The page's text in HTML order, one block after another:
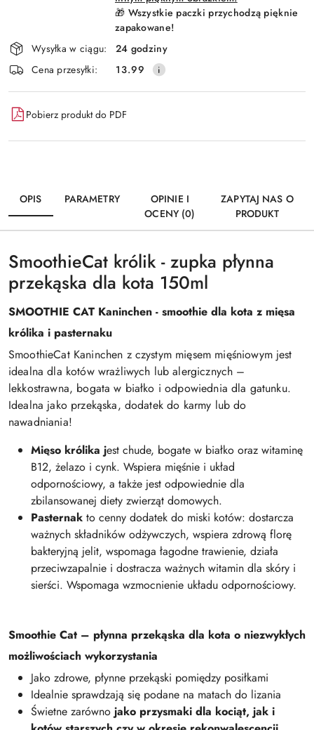
🎁 Wszystkie paczki przychodzą pięknie
zapakowane!
Wysyłka w ciągu:
24 godziny
Cena przesyłki:
13.99
Pobierz produkt do PDF
OPIS PARAMETRY
OPINIE I
OCENY (0)
ZAPYTAJ NAS O
PRODUKT
SmoothieCat królik - zupka płynna
przekąska dla kota 150ml
SMOOTHIE CAT Kaninchen - smoothie dla kota z mięsa
królika i pasternaku
SmoothieCat Kaninchen z czystym mięsem mięśniowym jest
idealna dla kotów wrażliwych lub alergicznych –
lekkostrawna, bogata w białko i odpowiednia dla gatunku.
Idealna jako przekąska, dodatek do karmy lub do
nawadniania!
Mięso królika jest chude, bogate w białko oraz witaminę
B12, żelazo i cynk. Wspiera mięśnie i układ
odpornościowy, a także jest odpowiednie dla
zbilansowanej diety zwierząt domowych.
Pasternak to cenny dodatek do miski kotów: dostarcza
ważnych składników odżywczych, wspiera zdrową florę
bakteryjną jelit, wspomaga łagodne trawienie, działa
przeciwzapalnie i dostracza ważnych witamin dla skóry i
sierści. Wspomaga wzmocnienie układu odpornościowy.
Smoothie Cat – płynna przekąska dla kota o niezwykłych
możliwościach wykorzystania
Jako zdrowe, płynne przekąski pomiędzy posiłkami
Idealnie sprawdzają się podane na matach do lizania
Świetne zarówno jako przysmaki dla kociąt, jak i